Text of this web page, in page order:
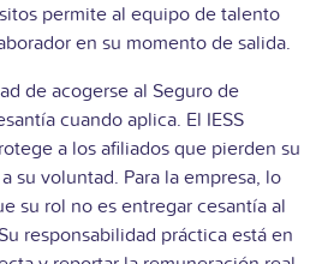
permite al equipo de talento
en su momento de salida.
de acogerse al Seguro de
cuando aplica. El IESS
a los afiliados que pierden su
su voluntad. Para la empresa, lo
su rol no es entregar cesantía al
responsabilidad práctica está en